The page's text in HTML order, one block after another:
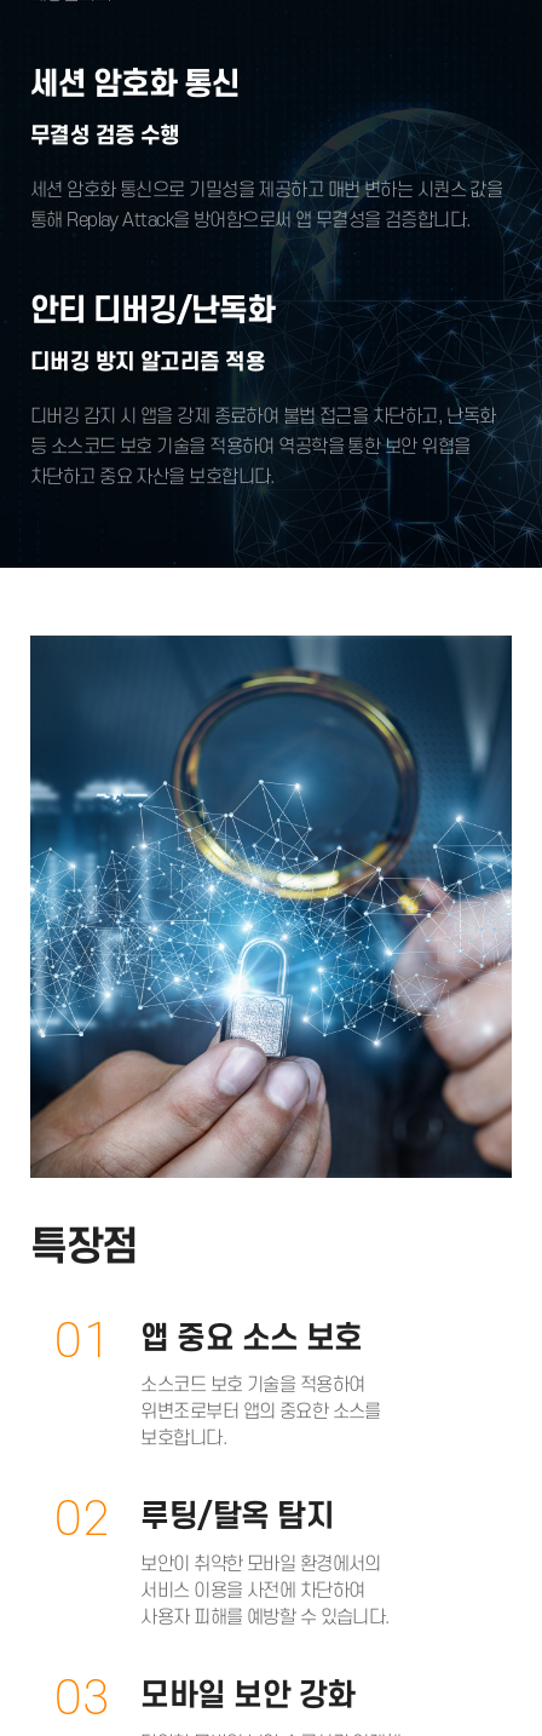
세션 암호화 통신
무결성 검증 수행
세션 암호화 통신으로 기밀성을 제공하고 매번 변하는 시퀀스 값을
통해 Replay Attack을 방어함으로써 앱 무결성을 검증합니다.
안티 디버깅/난독화
디버깅 방지 알고리즘 적용
디버깅 감지 시 앱을 강제 종료하여 불법 접근을 차단하고, 난독화
등 소스코드 보호 기술을 적용하여 역공학을 통한보안 위협을
차단하고 중요 자산을 보호합니다.
특장점
01 앱 중요 소스 보호
소스코드 보호 기술을 적용하여
위변조로부터 앱의 중요한 소스를
보호합니다.
02 루팅/탈옥 탐지
보안이 취약한 모바일 환경에서의
서비스 이용을 사전에 차단하여
사용자 피해를 예방할 수 있습니다.
03 모바일 보안 강화